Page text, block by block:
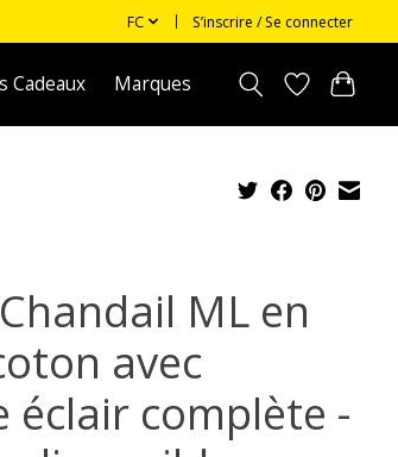
FC S’inscrire / Se connecter
Cadeaux Marques
ML en
avec
complète -